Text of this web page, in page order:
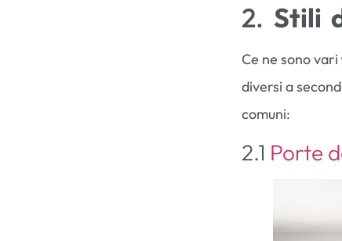
2.Stili
Ce ne sono vari
diversi a
comuni:
2.1 Porte